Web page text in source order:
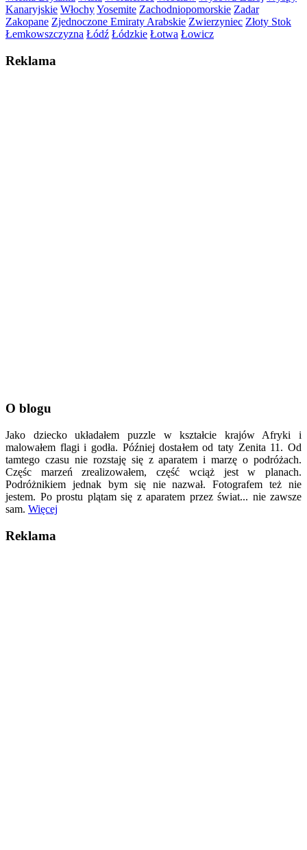
Kanaryjskie WłochyYosemite Zachodniopomorskie Zadar
Zakopane Zjednoczone Emiraty Arabskie Zwierzyniec Złoty Stok
Łemkowszczyzna Łódź Łódzkie Łotwa Łowicz
Reklama
O blogu
Jako dziecko układałem puzzle w kształcie krajów Afryki i
malowałem flagi i godła. Później dostałem od taty Zenita 11. Od
tamtego czasu nie rozstaję się z aparatem i marzę o podróżach.
Częśc marzeń zrealizowałem, część wciąż jest w planach.
Podróżnikiem jednak bym się nie nazwał. Fotografem też nie
jestem. Po prostu plątam się z aparatem przez świat... nie zawsze
sam. Więcej
Reklama